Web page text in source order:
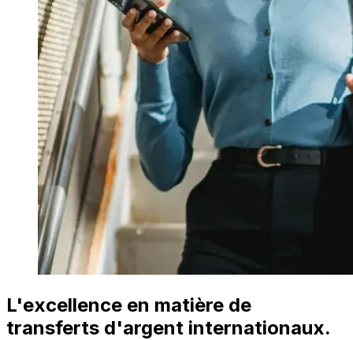
L'excellence en matière de
transferts d'argent internationaux.